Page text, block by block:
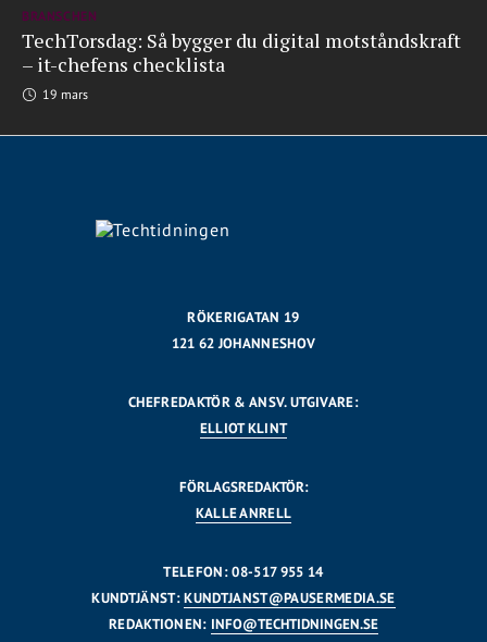
BRANSCHEN
TechTorsdag: Så bygger du digital motståndskraft
– it-chefens checklista
19 mars
RÖKERIGATAN 19
121 62 JOHANNESHOV
CHEFREDAKTÖR & ANSV. UTGIVARE:
ELLIOT KLINT
FÖRLAGSREDAKTÖR:
KALLE ANRELL
TELEFON: 08-517 955 14
KUNDTJÄNST:KUNDTJANST@PAUSERMEDIA.SE
REDAKTIONEN: INFO@TECHTIDNINGEN.SE